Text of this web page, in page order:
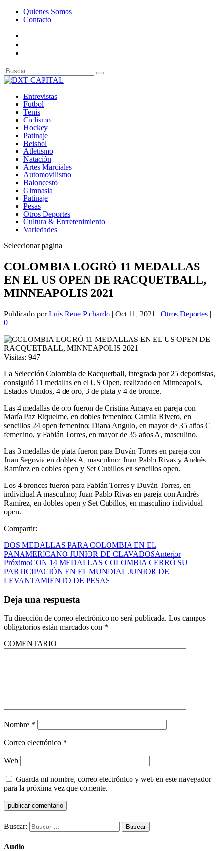
Quienes Somos
Contacto
Entrevistas
Futbol
Tenis
Ciclismo
Hockey
Patinaje
Beisbol
Atletismo
Natación
Artes Marciales
Automovilismo
Baloncesto
Gimnasia
Patinaje
Pesas
Otros Deportes
Cultura & Entretenimiento
Variedades
Seleccionar página
COLOMBIA LOGRÓ 11 MEDALLAS
EN EL US OPEN DE RACQUETBALL,
MINNEAPOLIS 2021
Publicado porLuis Rene Pichardo | Oct 11, 2021 | Otros Deportes |
0
Visitas: 947
La Selección Colombia de Racquetball, integrada por 25 deportistas,
consiguió 11 medallas en el US Open, realizado en Minneapolis,
Estados Unidos, 4 de oro, 3 de plata y 4 de bronce.
Las 4 medallas de oro fueron de Cristina Amaya en pareja con
María Paz Riquelme, en dobles femenino; Camila Rivero, en
sencillos 24 open femenino; Diana Angulo, en mayor de 35 años C
femenino, y Fabián Torres, en mayor de 35 años A, masculino.
Las 3 medallas de plata fueron para Duván Torres en pareja con
Juan Segovia en dobles A, masculino; Juan Pablo Rivas y Andrés
Ramírez en dobles open y Set Cubillos en sencillos open.
Los 4 bronces fueron para Fabián Torres y Duván Torres, en
individual A masculino; Juan Pablo Rivas en pareja con Andrés
Ramírez, en dobles open y Set Cubillos, en masculino individual
open.
Compartir:
DOS MEDALLAS PARA COLOMBIA EN EL
PANAMERICANO JUNIOR DE CLAVADOSAnterior
PróximoCON 14 MEDALLAS COLOMBIA CERRÓ SU
PARTICIPACIÓN EN EL MUNDIAL JUNIOR DE
LEVANTAMIENTO DE PESAS
Deja una respuesta
Tu dirección de correo electrónico no será publicada. Los campos
obligatorios están marcados con *
COMENTARIO
Nombre *
Correo electrónico *
Web
Guarda mi nombre, correo electrónico y web en este navegador
para la próxima vez que comente.
Buscar:
Audio